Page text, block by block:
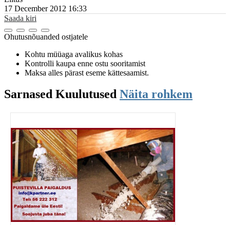
17 December 2012 16:33
Saada kiri
Ohutusnõuanded ostjatele
Kohtu müüaga avalikus kohas
Kontrolli kaupa enne ostu sooritamist
Maksa alles pärast eseme kättesaamist.
Sarnased Kuulutused Näita rohkem